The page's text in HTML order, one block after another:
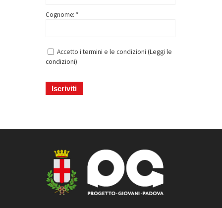
Cognome: *
Accetto i termini e le condizioni (Leggi le
condizioni)